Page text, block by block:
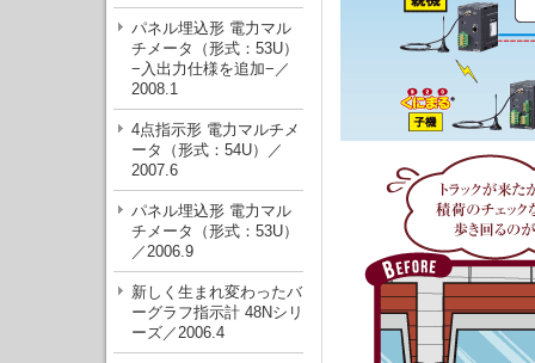
パネル埋込形 電力マル
チメータ（形式：53U）
−入出力仕様を追加−／
2008.1
4点指示形 電力マルチメ
ータ（形式：54U）／
2007.6
パネル埋込形 電力マル
チメータ（形式：53U）
／2006.9
新しく生まれ変わったバ
ーグラフ指示計 48Nシリ
ーズ／2006.4